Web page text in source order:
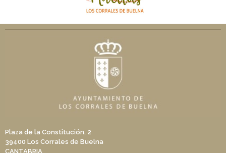
Plaza de la Constitución, 2
39400 Los Corrales de Buelna
CANTABRIA